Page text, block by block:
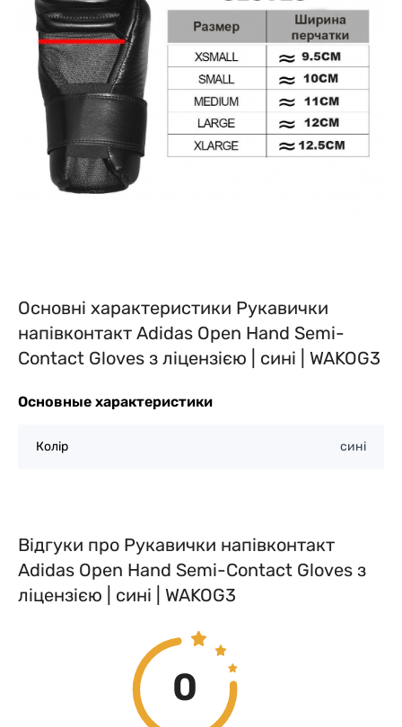
Основні характеристики Рукавички
напівконтакт Adidas Open Hand Semi-
Contact Gloves з ліцензією | сині | WAKOG3
Основные характеристики
Колір сині
Відгуки про Рукавички напівконтакт
Adidas Open Hand Semi-Contact Gloves з
ліцензією | сині | WAKOG3
0